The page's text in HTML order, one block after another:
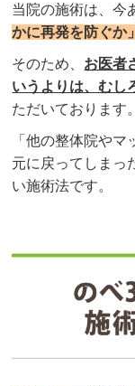
当院の施術は、今
かに再発を防ぐか」
そのため、 お医者
いうよりは、むし
ただいております。
「他の整体院や
元に戻ってしまっ
い施術法です。